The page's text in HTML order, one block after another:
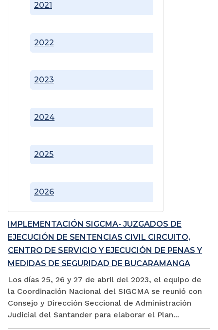
2021
2022
2023
2024
2025
2026
IMPLEMENTACIÓN SIGCMA- JUZGADOS DE
EJECUCIÓN DE SENTENCIAS CIVIL CIRCUITO,
CENTRO DE SERVICIO Y EJECUCIÓN DE PENAS Y
MEDIDAS DE SEGURIDAD DE BUCARAMANGA
Los días 25, 26 y 27 de abril del 2023, el equipo de
la Coordinación Nacional del SIGCMA se reunió con
Consejo y Dirección Seccional de Administración
Judicial del Santander para elaborar el Plan...